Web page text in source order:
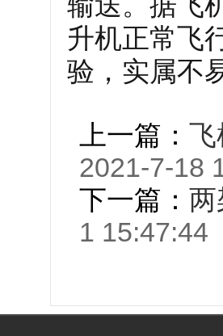
升机正常飞
验，实属不
上一篇： 飞
2021-7-18
下一篇： 两
1 15:47:44